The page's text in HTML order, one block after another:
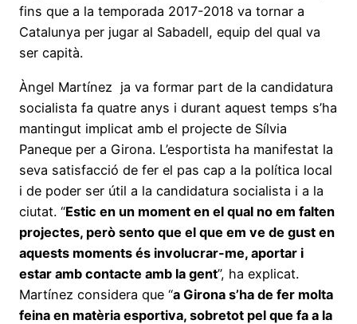
fins que a la temporada 2017-2018 va tornar a
Catalunya per jugar al Sabadell, equip del qual va
ser capità.
Àngel Martínez ja va formar part de la candidatura
socialista fa quatre anys i durant aquest temps s’ha
mantingut implicat amb el projecte de Sílvia
Paneque per a Girona. L’esportista ha manifestat la
seva satisfacció de fer el pas cap a la política local
i de poder ser útil a la candidatura socialista i a la
ciutat. “Estic en un moment en el qual no em falten
projectes, però sento que el que em ve de gust en
aquests moments és involucrar-me, aportar i
estar amb contacte amb la gent”, ha explicat.
Martínez considera que “a Girona s’ha de fer molta
feina en matèria esportiva, sobretot pel que fa a la